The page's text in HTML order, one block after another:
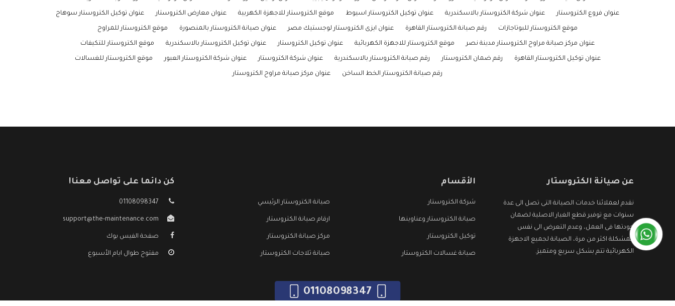
عنوان فروع الكتروستار عنوان شركة الكتروستار بالاسكندرية عنوان توكيل الكتروستار اسيوط موقع الكتروستار للاجهزة الكهربية عنوان معارض الكتروستار عنوان توكيل الكتروستار سوهاج
موقع الكتروستار للبوتاجازات رقم صيانة الكتروستار القاهرة عنوان ايزى الكتروستار لوجستيك مصر عنوان صيانة الكتروستار بالمنصورة موقع الكتروستار للمراوح
عنوان مركز صيانة مراوح الكتروستار مدينة نصر موقع الكتروستار للاجهزة الكهربائية عنوان توكيل الكتروستار عنوان توكيل الكتروستار بالاسكندرية موقع الكتروستار للتكيفات
عنوان توكيل الكتروستار القاهرة رقم ضمان الكتروستار رقم صيانة الكتروستار بالاسكندرية عنوان شركة الكتروستار عنوان شركة الكتروستار العبور موقع الكتروستار للغسالات
رقم صيانة الكتروستار الخط الساخن عنوان مركز صيانة مراوح الكتروستار
عن صيانة الكتروستار
نقدم لعملائنا خدمات الصيانة التى تصل الى عدة
سنوات مع توفير قطع الغيار الاصلية لضمان
جودتها فى العمل، وعدم التعرض الى نفس
المشكلة اكثر من مرة، الصيانة لجميع الاجهزة
الكهربائية تتم بشكل سريع ومتميز.
الأقسام
شركة الكتروستار صيانة الكتروستار الرئيسي
صيانة الكتروستار وعناوينها ارقام صيانة الكتروستار
توكيل الكتروستار مركز صيانة الكتروستار
صيانة غسالات الكتروستار صيانة ثلاجات الكتروستار
كن دائما على تواصل معنا!
01108098347
support@the-maintenance.com
صفحة الفيس بوك
مفتوح طوال ايام الأسبوع
01108098347